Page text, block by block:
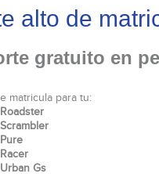
alto de
gratuito en
matricula para tu:
Gs